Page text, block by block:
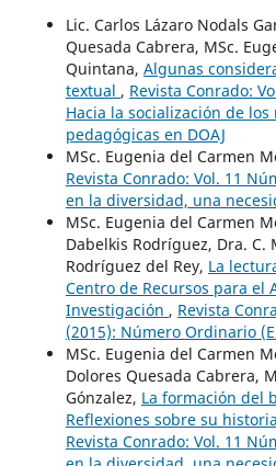
Lic. Carlos Lázaro Nodals
Quesada Cabrera, MSc.
Quintana, Algunas
textual , Revista Conrado:
Hacia la socialización de
pedagógicas en DOAJ
MSc. Eugenia del Carmen
Revista Conrado: Vol. 11
en la diversidad, una
MSc. Eugenia del Carmen
Dabelkis Rodríguez, Dra. C.
Rodríguez del Rey, La
Centro de Recursos para el
Investigación , Revista
(2015): Número Ordinario
MSc. Eugenia del Carmen
Dolores Quesada Cabrera,
Gónzalez, La formación del
Reflexiones sobre su
Revista Conrado: Vol. 11